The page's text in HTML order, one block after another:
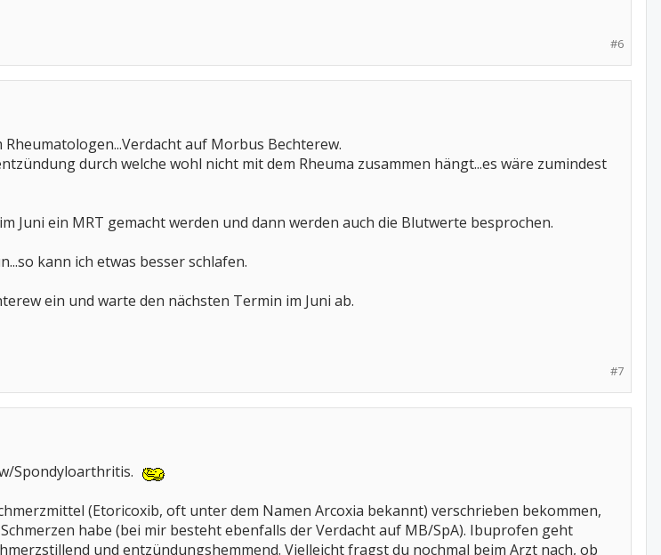
#6
auf Morbus Bechterew.
durch welche wohl nicht mit dem Rheuma zusammen hängt...es wäre zumindest
Juni ein MRT gemacht werden und dann werden auch die Blutwerte besprochen.
kann ich etwas besser schlafen.
ein und warte den nächsten Termin im Juni ab.
#7
Spondyloarthritis.
(Etoricoxib, oft unter dem Namen Arcoxia bekannt) verschrieben bekommen,
habe (bei mir besteht ebenfalls der Verdacht auf MB/SpA). Ibuprofen geht
und entzündungshemmend. Vielleicht fragst du nochmal beim Arzt nach, ob